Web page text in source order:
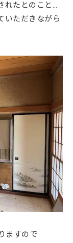
れたとのこと…
いただきながら
ますので